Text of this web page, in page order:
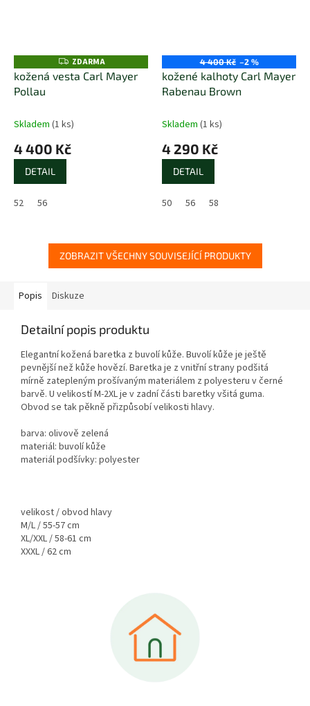
Z
D
A
ZDARMA
kožená vesta Carl Mayer
Pollau
Skladem (1 ks)
4 400 Kč
DETAIL
52 56
4 400 Kč –2 %
kožené kalhoty Carl Mayer
Rabenau Brown
Skladem (1 ks)
4 290 Kč
DETAIL
50 56 58
ZOBRAZIT VŠECHNY SOUVISEJÍCÍ PRODUKTY
Popis Diskuze
Detailní popis produktu
Elegantní kožená baretka z buvolí kůže. Buvolí kůže je ještě
pevnější než kůže hovězí. Baretka je z vnitřní strany podšitá
mírně zatepleným prošívaným materiálem z polyesteru v černé
barvě. U velikostí M-2XL je v zadní části baretky všitá guma.
Obvod se tak pěkně přizpůsobí velikosti hlavy.
barva: olivově zelená
materiál: buvolí kůže
materiál podšívky: polyester
velikost / obvod hlavy
M/L / 55-57 cm
XL/XXL / 58-61 cm
XXXL / 62 cm